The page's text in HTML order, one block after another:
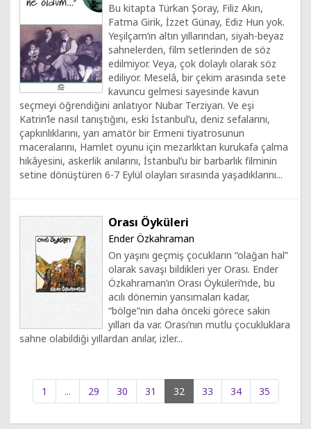
Bu kitapta Türkan Şoray, Filiz Akın,
Fatma Girik, İzzet Günay, Ediz Hun yok.
Yeşilçam’ın altın yıllarından, siyah-beyaz
sahnelerden, film setlerinden de söz
edilmiyor. Veya, çok dolaylı olarak söz
ediliyor. Meselâ, bir çekim arasında sete
kavuncu gelmesi sayesinde kavun
seçmeyi öğrendiğini anlatıyor Nubar Terziyan. Ve eşi
Katrin’le nasıl tanıştığını, eski İstanbul’u, deniz sefalarını,
çapkınlıklarını, yarı amatör bir Ermeni tiyatrosunun
maceralarını, Hamlet oyunu için mezarlıktan kurukafa çalma
hikâyesini, askerlik anılarını, İstanbul’u bir barbarlık filminin
setine dönüştüren 6-7 Eylül olayları sırasında yaşadıklarını...
Orası Öyküleri
Ender Özkahraman
On yaşını geçmiş çocukların “olağan hal”
olarak savaşı bildikleri yer Orası. Ender
Özkahraman’ın Orası Öyküleri’nde, bu
acılı dönemin yansımaları kadar,
“bölge”nin daha önceki görece sakin
yılları da var. Orası’nın mutlu çocukluklara
sahne olabildiği yıllardan anılar, izler...
1 ... 29 30 31 32 33 34 35